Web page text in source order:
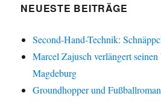
NEUESTE BEITRÄGE
Second-Hand-Technik:
Marcel Zajusch verlängert
Magdeburg
Groundhopper und